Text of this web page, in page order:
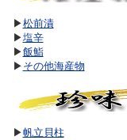
▶松前漬
▶塩辛
▶飯鮨
▶ その他海産物
▶帆立貝柱